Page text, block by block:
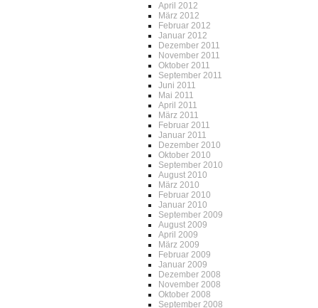
April 2012
März 2012
Februar 2012
Januar 2012
Dezember 2011
November 2011
Oktober 2011
September 2011
Juni 2011
Mai 2011
April 2011
März 2011
Februar 2011
Januar 2011
Dezember 2010
Oktober 2010
September 2010
August 2010
März 2010
Februar 2010
Januar 2010
September 2009
August 2009
April 2009
März 2009
Februar 2009
Januar 2009
Dezember 2008
November 2008
Oktober 2008
September 2008